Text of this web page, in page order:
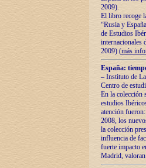
2009).
El libro recoge
“Rusia y
de Estudios
internacionales
2009) (más
España:
– Instituto de
Centro de
En la colección
estudios
atención
2008, los
la colección
influencia de
fuerte impacto
Madrid,